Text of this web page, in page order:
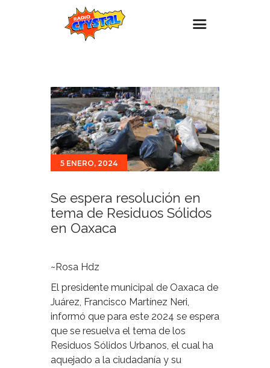
Estaciones
Eventos
Promociones
Noticias
Contacto
5 ENERO, 2024
Se espera resolución en
tema de Residuos Sólidos
en Oaxaca
~Rosa Hdz
El presidente municipal de Oaxaca de
Juárez, Francisco Martínez Neri,
informó que para este 2024 se espera
que se resuelva el tema de los
Residuos Sólidos Urbanos, el cual ha
aquejado a la ciudadanía y su